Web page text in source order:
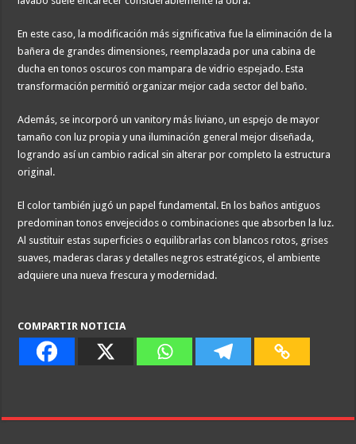
En este caso, la modificación más significativa fue la eliminación de la
bañera de grandes dimensiones, reemplazada por una cabina de
ducha en tonos oscuros con mampara de vidrio espejado. Esta
transformación permitió organizar mejor cada sector del baño.
Además, se incorporó un vanitory más liviano, un espejo de mayor
tamaño con luz propia y una iluminación general mejor diseñada,
logrando así un cambio radical sin alterar por completo la estructura
original.
El color también jugó un papel fundamental. En los baños antiguos
predominan tonos envejecidos o combinaciones que absorben la luz.
Al sustituir estas superficies o equilibrarlas con blancos rotos, grises
suaves, maderas claras y detalles negros estratégicos, el ambiente
adquiere una nueva frescura y modernidad.
COMPARTIR NOTICIA